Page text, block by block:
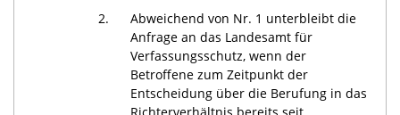
2.
Abweichend von Nr. 1 unterbleibt die
Anfrage an das Landesamt für
Verfassungsschutz, wenn der
Betroffene zum Zeitpunkt der
Entscheidung über die Berufung in das